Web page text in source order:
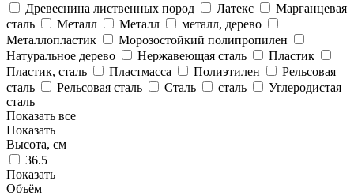
Древеснина лиственных пород
Латекс
Марганцевая
сталь
Металл Металл
металл, дерево
Металлопластик
Морозостойкий полипропилен
Натуральное дерево
Нержавеющая сталь
Пластик
Пластик, сталь
Пластмасса Полиэтилен
Рельсовая
сталь
Рельсовая сталь Сталь сталь
Углеродистая
сталь
Показать все
Показать
Высота, см
36.5
Показать
Объём